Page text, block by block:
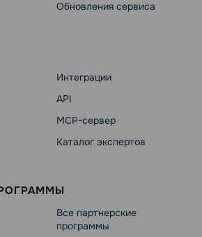
Обновления сервиса
Интеграции
API
MCP-сервер
Каталог экспертов
Все партнерские
программы